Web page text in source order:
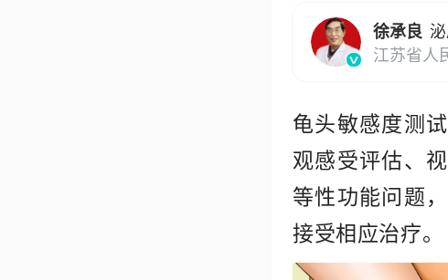
徐承良
江苏省人
龟头敏感度测
观感受评估、
等性功能问题
接受相应治疗。